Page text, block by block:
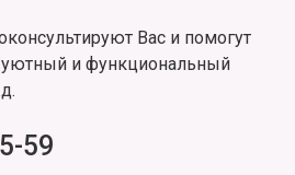
Вас и помогут
уютный и функциональный
59